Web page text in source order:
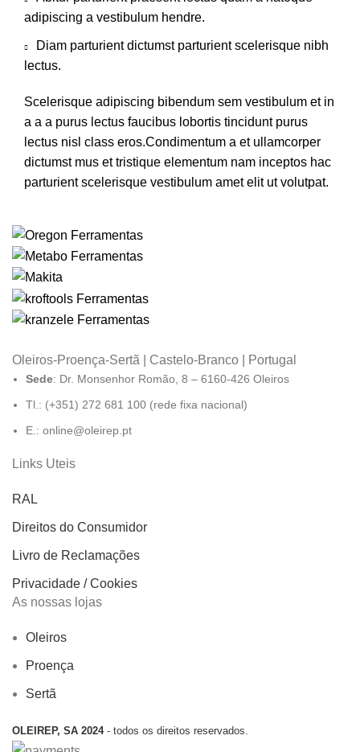
adipiscing a vestibulum hendre.
Diam parturient dictumst parturient scelerisque nibh
lectus.
Scelerisque adipiscing bibendum sem vestibulum et in
a a a purus lectus faucibus lobortis tincidunt purus
lectus nisl class eros.Condimentum a et ullamcorper
dictumst mus et tristique elementum nam inceptos hac
parturient scelerisque vestibulum amet elit ut volutpat.
Oleiros-Proença-Sertã | Castelo-Branco | Portugal
Sede: Dr. Monsenhor Romão, 8 – 6160-426 Oleiros
Tl.: (+351) 272 681 100 (rede fixa nacional)
E.: online@oleirep.pt
Links Uteis
RAL
Direitos do Consumidor
Livro de Reclamações
Privacidade / Cookies
As nossas lojas
Oleiros
Proença
Sertã
OLEIREP, SA 2024 - todos os direitos reservados.